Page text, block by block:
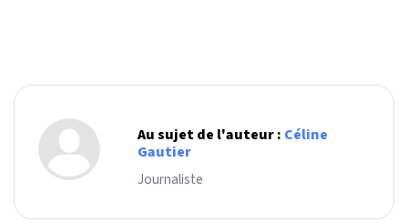
Au sujet de l'auteur : Céline
Gautier
Journaliste